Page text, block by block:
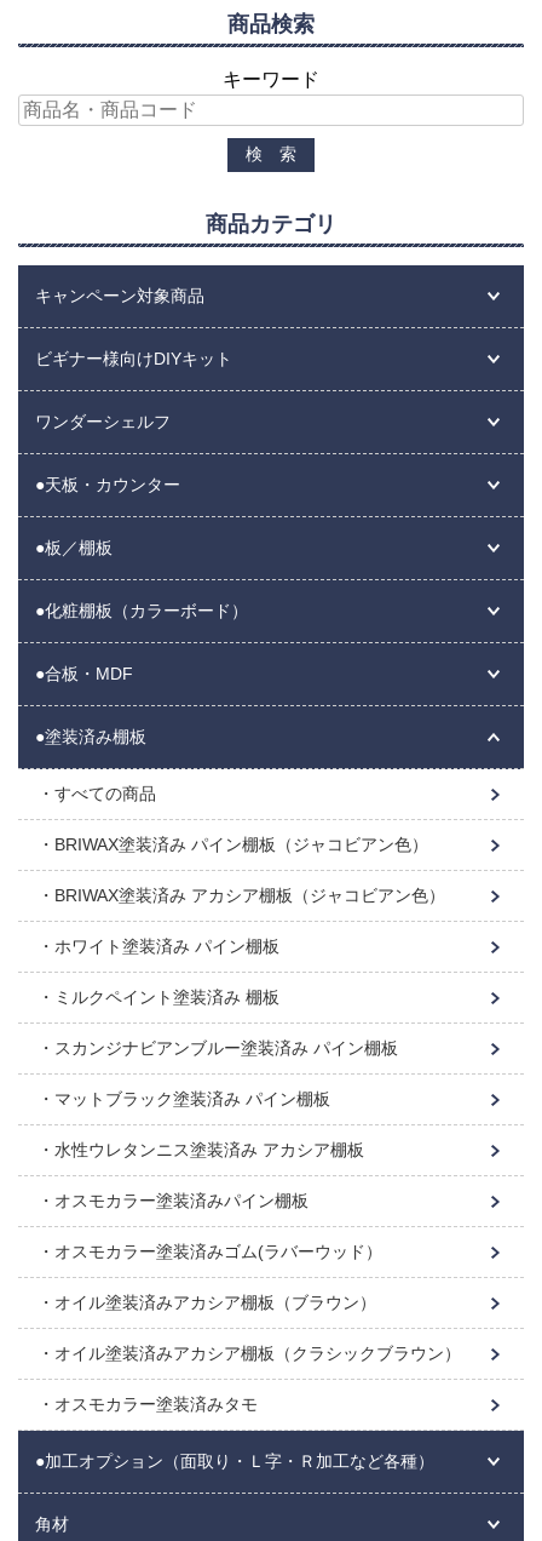
商品検索
キーワード
商品カテゴリ
キャンペーン対象商品
ビギナー様向けDIYキット
ワンダーシェルフ
●天板・カウンター
●板／棚板
●化粧棚板（カラーボード）
●合板・MDF
●塗装済み棚板
すべての商品
BRIWAX塗装済み パイン棚板（ジャコビアン色）
BRIWAX塗装済み アカシア棚板（ジャコビアン色）
ホワイト塗装済み パイン棚板
ミルクペイント塗装済み 棚板
スカンジナビアンブルー塗装済み パイン棚板
マットブラック塗装済み パイン棚板
水性ウレタンニス塗装済み アカシア棚板
オスモカラー塗装済みパイン棚板
オスモカラー塗装済みゴム(ラバーウッド）
オイル塗装済みアカシア棚板（ブラウン）
オイル塗装済みアカシア棚板（クラシックブラウン）
オスモカラー塗装済みタモ
●加工オプション（面取り・Ｌ字・Ｒ加工など各種）
角材